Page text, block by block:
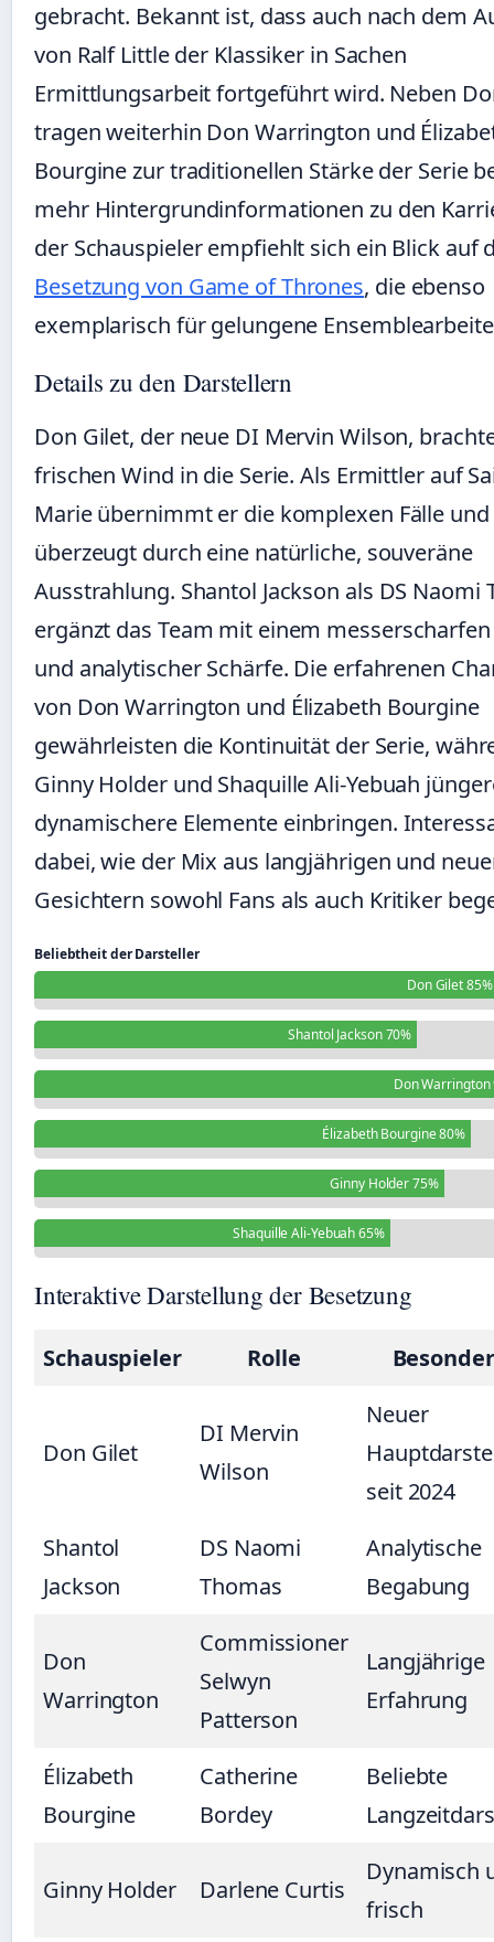
gebracht. Bekannt ist, dass auch nach dem
von Ralf Little der Klassiker in Sachen
Ermittlungsarbeit fortgeführt wird. Neben
tragen weiterhin Don Warrington und
Bourgine zur traditionellen Stärke der Serie
mehr Hintergrundinformationen zu den
der Schauspieler empfiehlt sich ein Blick auf
Besetzung von Game of Thrones, die ebenso
exemplarisch für gelungene
Details zu den Darstellern
Don Gilet, der neue DI Mervin Wilson,
frischen Wind in die Serie. Als Ermittler auf
Marie übernimmt er die komplexen Fälle und
überzeugt durch eine natürliche, souveräne
Ausstrahlung. Shantol Jackson als DS Naomi
ergänzt das Team mit einem
und analytischer Schärfe. Die erfahrenen
von Don Warrington und Élizabeth Bourgine
gewährleisten die Kontinuität der Serie,
Ginny Holder und Shaquille Ali-Yebuah
dynamischere Elemente einbringen.
dabei, wie der Mix aus langjährigen und
Gesichtern sowohl Fans als auch Kritiker
Beliebtheit der Darsteller
Don Gilet 85%
Shantol Jackson 70%
Don Warrington
Élizabeth Bourgine 80%
Ginny Holder 75%
Shaquille Ali-Yebuah 65%
Interaktive Darstellung der Besetzung
Schauspieler Rolle
Don Gilet
DI Mervin
Wilson
Neuer
seit 2024
Shantol
Jackson
DS Naomi
Thomas
Analytische
Begabung
Don
Warrington
Commissioner
Selwyn
Patterson
Langjährige
Erfahrung
Élizabeth
Bourgine
Catherine
Bordey
Beliebte
Ginny Holder Darlene Curtis
Dynamisch
frisch